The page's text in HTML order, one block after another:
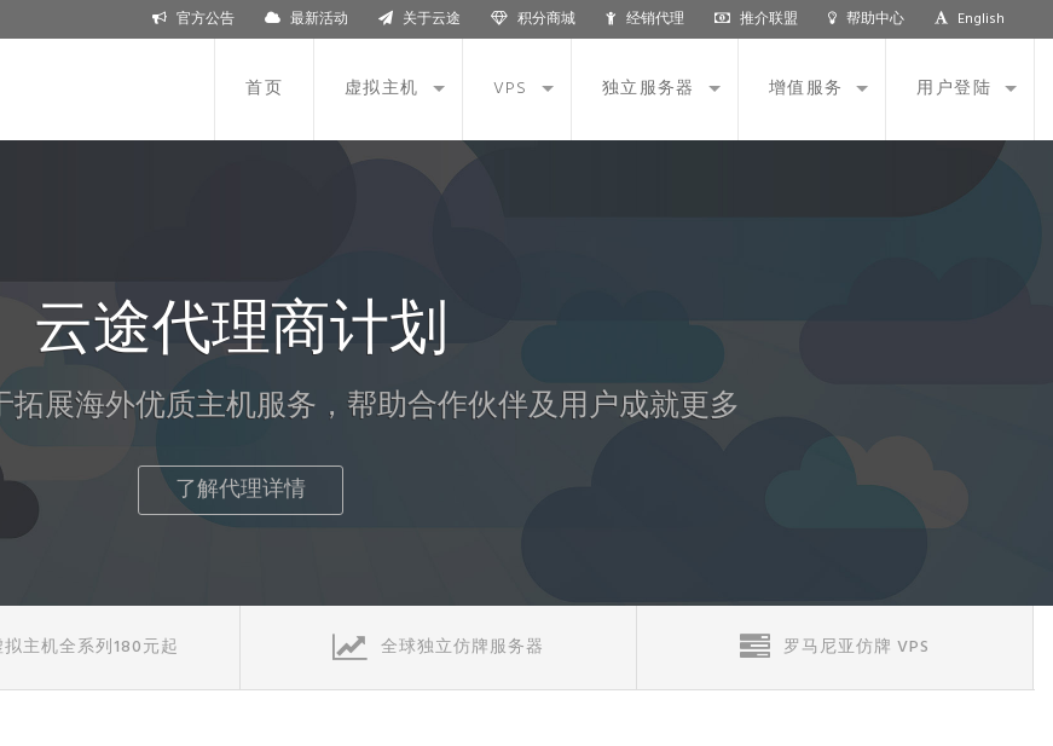
官方公告 最新活动 关于云途 积分商城 经销代理 推介联盟 帮助中心 English
首页 虚拟主机 VPS 独立服务器 增值服务 用户登陆
云途代理商计划
拓展海外优质主机服务，帮助合作伙伴及用户成就更多
了解代理详情
主机全系列180元起 全球独立仿牌服务器 罗马尼亚仿牌 VPS